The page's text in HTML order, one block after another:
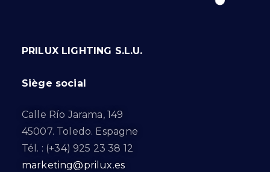
PRILUX LIGHTING S.L.U.
Siège social
Calle Río Jarama, 149
45007. Toledo. Espagne
Tél. : (+34) 925 23 38 12
marketing@prilux.es